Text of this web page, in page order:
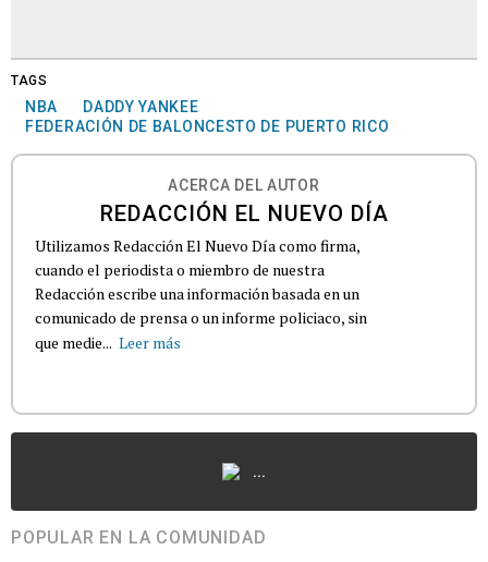
TAGS
NBA
DADDY YANKEE
FEDERACIÓN DE BALONCESTO DE PUERTO RICO
ACERCA DEL AUTOR
REDACCIÓN EL NUEVO DÍA
Utilizamos Redacción El Nuevo Día como firma,
cuando el periodista o miembro de nuestra
Redacción escribe una información basada en un
comunicado de prensa o un informe policiaco, sin
que medie... Leer más
...
POPULAR EN LA COMUNIDAD